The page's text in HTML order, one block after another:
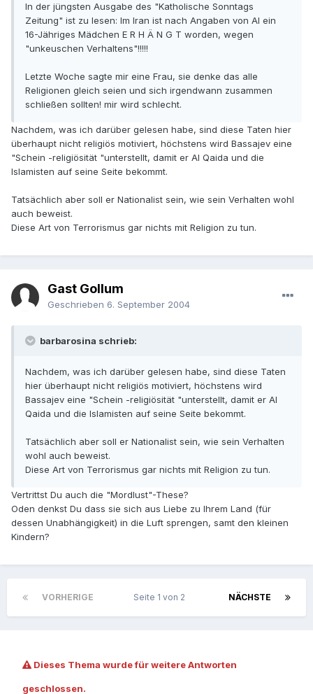
In der jüngsten Ausgabe des "Katholische Sonntags
Zeitung" ist zu lesen: Im Iran ist nach Angaben von AI ein
16-Jähriges Mädchen E R H Ä N G T worden, wegen
"unkeuschen Verhaltens"!!!!!
Letzte Woche sagte mir eine Frau, sie denke das alle
Religionen gleich seien und sich irgendwann zusammen
schließen sollten! mir wird schlecht.
Nachdem, was ich darüber gelesen habe, sind diese Taten hier
überhaupt nicht religiös motiviert, höchstens wird Bassajev eine
"Schein -religiösität "unterstellt, damit er Al Qaida und die
Islamisten auf seine Seite bekommt.
Tatsächlich aber soll er Nationalist sein, wie sein Verhalten wohl
auch beweist.
Diese Art von Terrorismus gar nichts mit Religion zu tun.
Gast Gollum
Geschrieben 6. September 2004
barbarosina schrieb:
Nachdem, was ich darüber gelesen habe, sind diese Taten
hier überhaupt nicht religiös motiviert, höchstens wird
Bassajev eine "Schein -religiösität "unterstellt, damit er Al
Qaida und die Islamisten auf seine Seite bekommt.
Tatsächlich aber soll er Nationalist sein, wie sein Verhalten
wohl auch beweist.
Diese Art von Terrorismus gar nichts mit Religion zu tun.
Vertrittst Du auch die "Mordlust"-These?
Oden denkst Du dass sie sich aus Liebe zu Ihrem Land (für
dessen Unabhängigkeit) in die Luft sprengen, samt den kleinen
Kindern?
VORHERIGE NÄCHSTE
Seite 1 von 2
Dieses Thema wurde für weitere Antworten
geschlossen.